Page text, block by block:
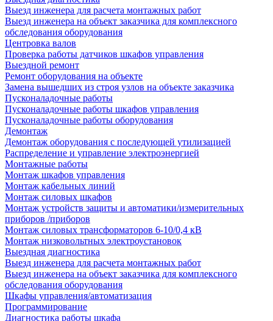
Выезд инженера для расчета монтажных работ
Выезд инженера на объект заказчика для комплексного
обследования оборудования
Центровка валов
Проверка работы датчиков шкафов управления
Выездной ремонт
Ремонт оборудования на объекте
Замена вышедших из строя узлов на объекте заказчика
Пусконаладочные работы
Пусконаладочные работы шкафов управления
Пусконаладочные работы оборудования
Демонтаж
Демонтаж оборудования с последующей утилизацией
Распределение и управление электроэнергией
Монтажные работы
Монтаж шкафов управления
Монтаж кабельных линий
Монтаж силовых шкафов
Монтаж устройств защиты и автоматики/измерительных
приборов /приборов
Монтаж силовых трансформаторов 6-10/0,4 кВ
Монтаж низковольтных электроустановок
Выездная диагностика
Выезд инженера для расчета монтажных работ
Выезд инженера на объект заказчика для комплексного
обследования оборудования
Шкафы управления/автоматизация
Программирование
Диагностика работы шкафа